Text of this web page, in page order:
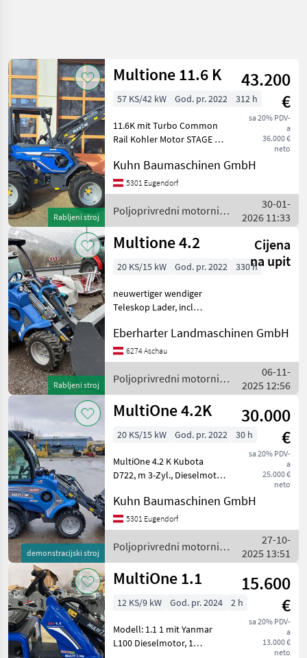
Kategorija 4 Država Filtri
TRENUTNA
STAZA
Poljoprivredna
tehnika
Poljoprivredni
Motorni
Strojevi
Dvorisni
Multione
ODABERITE
KATEGORIJU
Multione
Weidemann
Thaler
Fuchs
Giant
Prikaži
sve
(51)
MARKETPLACE
Marketplace
Ponude
trgovaca
Mali
oglasi
Poništi
Prikaži 7
rezultata
Rabljeni stroj
Multione 11.6 K
43.200
€
sa 20% PDV-
a
36.000 €
neto
57 KS/42 kW God. pr. 2022 312 h
11.6K mit Turbo Common
Rail Kohler Motor STAGE V 2
Geschwindigkeiten 4 WD
mit hydrostatischen direkt
angetriebenen Radmotoren
und p
Kuhn Baumaschinen GmbH
5301 Eugendorf
Poljoprivredni motorni
strojevi / Multione
30-01-
2026 11:33
Rabljeni stroj
Multione 4.2
Cijena
na upit
20 KS/15 kW God. pr. 2022 330 h
neuwertiger wendiger
Teleskop Lader, incl
Palettengabel,
3.Steuerkreis,
Schnellwechsler, .. im
neuwertigen Zustand
hidraulični krug, K
Eberharter Landmaschinen GmbH
6274 Aschau
Poljoprivredni motorni
strojevi / Multione
06-11-
2025 12:56
demonstracijski stroj
MultiOne 4.2K
30.000
€
sa 20% PDV-
a
25.000 €
neto
20 KS/15 kW God. pr. 2022 30 h
MultiOne 4.2 K Kubota
D722, m 3-Zyl., Dieselmotor,
Stage V und Tier Final
Unzerbrechliche
Maschinenverkleidung
Hydraulischer Ölkühler Hy
Kuhn Baumaschinen GmbH
5301 Eugendorf
Poljoprivredni motorni
strojevi / Multione
27-10-
2025 13:51
MultiOne 1.1
15.600
€
sa 20% PDV-
a
13.000 €
neto
12 KS/9 kW God. pr. 2024 2 h
Modell: 1.1 1 mit Yanmar
L100 Dieselmotor, 1